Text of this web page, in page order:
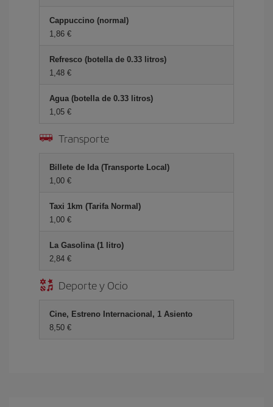
Cappuccino (normal)
1,86 €
Refresco (botella de 0.33 litros)
1,48 €
Agua (botella de 0.33 litros)
1,05 €
Transporte
Billete de Ida (Transporte Local)
1,00 €
Taxi 1km (Tarifa Normal)
1,00 €
La Gasolina (1 litro)
2,84 €
Deporte y Ocio
Cine, Estreno Internacional, 1 Asiento
8,50 €